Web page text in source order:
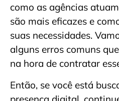
como as agências
são mais eficazes e
suas necessidades.
alguns erros comuns
na hora de contratar
Então, se você está